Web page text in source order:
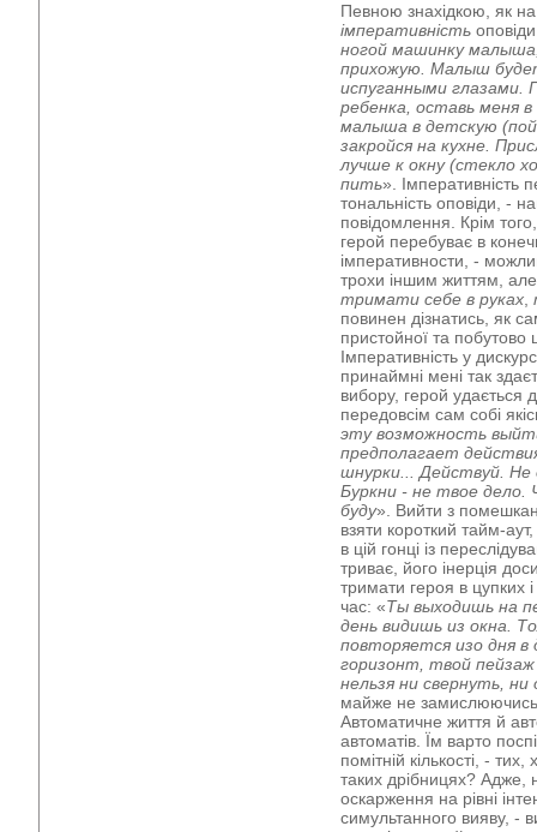
Певною знахідкою, як
імперативність
ногой машинку
прихожую. Малыш
испуганными глазами.
ребенка, оставь меня
малыша в детскую
закройся на кухне.
лучше к окну (стекло
пить». Імперативність
тональність оповіди, -
повідомлення. Крім
герой перебуває в
імперативности, -
трохи іншим життям,
тримати себе в руках
повинен дізнатись, як
пристойної та
Імперативність у
принаймні мені так
вибору, герой удається
передовсім сам собі
эту возможность
предполагает
шнурки... Действуй. Не
Буркни - не твое дело.
буду». Вийти з
взяти короткий тайм-
в цій гонці із
триває, його інерція
тримати героя в цупких
час: «Ты выходишь на
день видишь из окна.
повторяется изо дня в
горизонт, твой
нельзя ни свернуть,
майже не замислюючись
Автоматичне життя й
автоматів. Їм варто
помітній кількості, -
таких дрібницях? Адже,
оскарження на рівні
симультанного вияву, -